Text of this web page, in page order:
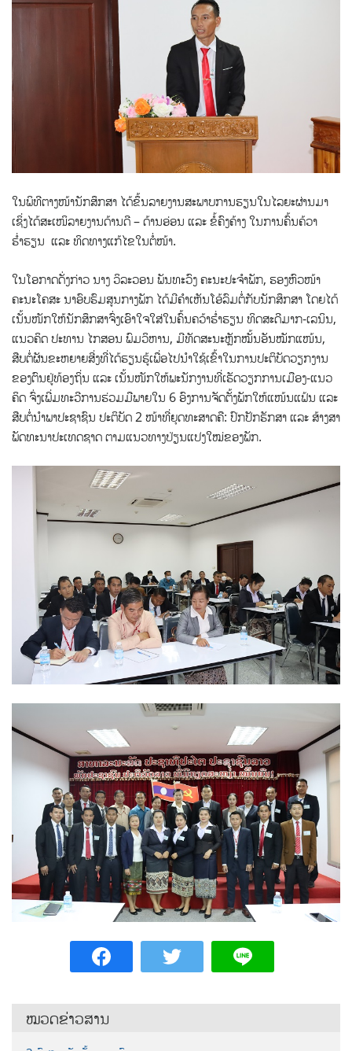
ໃນພິທີຕາງໜ້ານັກສຶກສາ ໄດ້ຂຶ້ນລາຍງານສະພາບການຮຽນໃນໄລຍະຜ່ານມາ
ເຊິ່ງໄດ້ສະເໜິລາຍງານດ້ານດີ – ດ້ານອ່ອນ ແລະ ຂໍ້ຄົງຄ້າງ ໃນການຄົ້ນຄ້ວາ
ຮໍ່າຮຽນ ແລະ ທິດທາງແກ້ໄຂໃນຕໍ່ໜ້າ.
ໃນໂອກາດດັ່ງກ່າວ ນາງ ວິລະວອນ ພັນທະວົງ ຄະນະປະຈໍາພັກ, ຮອງຫົວໜ້າ
ຄະນະໂຄສະ ນາອົບຮົມສູນກາງພັກ ໄດ້ມີຄຳເຫັນໂອ້ລົມຕໍ່ກັບນັກສຶກສາ ໂດຍໄດ້
ເນັ້ນໜັກໃຫ້ນັກສຶກສາຈົ່ງເອົາໃຈໃສ່ໃນຄົ້ນຄວ້າຮ່ຳຮຽນ ທິດສະດີມາກ-ເລນິນ,
ແນວຄິດ ປະທານ ໄກສອນ ພົມວິຫານ, ມີທັດສະນະຫຼັກໝັ້ນອັນໝັກແໜ້ນ,
ສືບຕໍ່ຜັນຂະຫຍາຍສີ່ງທີ່ໄດ້ຮຽນຮູ້ເພື່ອໄປນຳໃຊ້ເຂົ້າໃນການປະຕິບັດວຽກງານ
ຂອງຕົນຢູ່ທ້ອງຖິ່ນ ແລະ ເນັ້ນໜັກໃຫ້ພະນັກງານທີ່ເຮັດວຽກການເມືອງ-ແນວ
ຄິດ ຈົ່ງເພີ່ມທະວີການຮ່ວມມືພາຍໃນ 6 ອົງການຈັດຕັ້ງພັກໃຫ້ແໜ້ນແຟ້ນ ແລະ
ສືບຕໍ່ນໍາພາປະຊາຊົນ ປະຕິບັດ 2 ໜ້າທີ່ຍຸດທະສາດຄື: ປົກປັກຮັກສາ ແລະ ສ້າງສາ
ພັດທະນາປະເທດຊາດ ຕາມແນວທາງປ່ຽນແປງໃໝ່ຂອງພັກ.
ໝວດຂ່າວສານ